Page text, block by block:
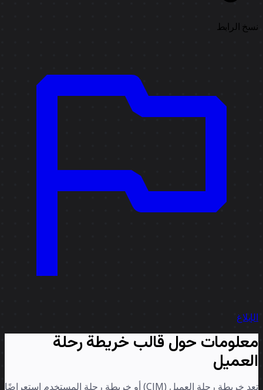
الرابط
حول قالب خريطة رحلة
تعد خريطة رحلة العميل (CJM) أو خريطة رحلة المستخدم استعراضًا